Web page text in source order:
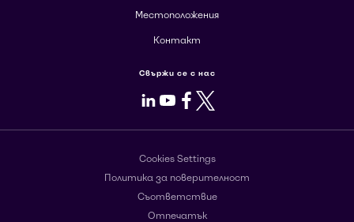
Местоположения
Контакт
Свържи се с нас
LinkedIn
Youtube
Facebook
X
Cookies Settings
Политика за поверителност
Съответствие
Отпечатък